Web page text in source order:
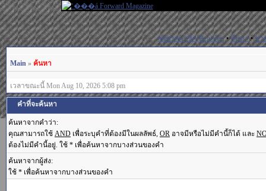
สมัครสมาชิก(Register)•ค้นหา•ช่ว
Main » ค้นหา
เวลาขณะนี้ Mon Aug 10, 2026 5:08 pm
คำที่จะค้นหา
ค้นหาจากคำว่า:
คุณสามารถใช้ AND เพื่อระบุคำที่ต้องมีในผลลัพธ์, OR อาจมีหรือไม่มีคำนี้ก็ได้ และ
ต้องไม่มีคำนี้อยู่. ใช้ * เพื่อค้นหาจากบางส่วนของคำ
ค้นหาจากผู้ส่ง:
ใช้ * เพื่อค้นหาจากบางส่วนของคำ